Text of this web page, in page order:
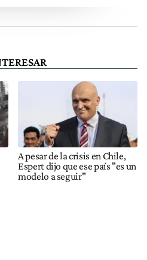
A pesar de la crisis en Chile,
Espert dijo que ese país "es un
modelo a seguir"